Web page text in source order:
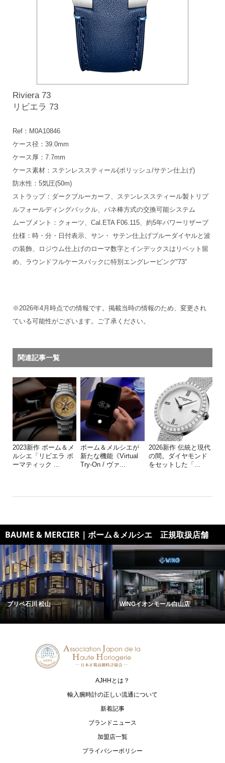
Riviera 73
リビエラ 73
Ref：M0A10846
ケース径：39.0mm
ケース厚：7.7mm
ケース素材：ステンレススティール(ポリッシュ/サテン仕上げ)
防水性：5気圧(50m)
ストラップ：ダークブルーカーフ、ステンレススティール製トリプ
ルフォールディングバックル、バネ棒方式の交換可能システム
ムーブメント：クォーツ、Cal.ETA F06.115、約5年パワーリザーブ
仕様：時・分・日付表示、サン・ サテン仕上げブルーダイヤルと波
の装飾、ロジウム仕上げのローマ数字とインデックスはリベット留
め、ラウンドフルケースバックに特別エングレービング“73”
※2026年4月時点での情報です。掲載当時の情報のため、変更され
ている可能性がございます。ご了承ください。
関連記事一覧
2023新作 ボーム＆メ
ルシエ「リビエラ ボ
ーマティック ...
ボーム＆メルシエが
新たな機能《Virtual
Try-On / ヴァ...
2026新作 伝統と現代
の間。ダイヤモンド
をセットした「...
BAUME & MERCIER｜ボーム＆メルシエ 正規取扱店舗
プリベ石川 松山 WINGイオンモール白山店
AJHHとは？
輸入腕時計の正しい流通について
新着記事
ブランドニュース
加盟店一覧
プライバシーポリシー